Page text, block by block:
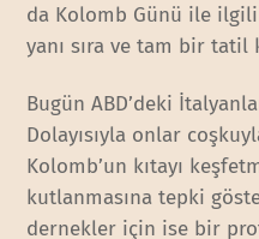
da Kolomb Günü ile ilgili
yanı sıra ve tam bir tatil
Bugün ABD’deki
Dolayısıyla onlar
Kolomb’un kıtayı
kutlanmasına tepki
dernekler için ise bir